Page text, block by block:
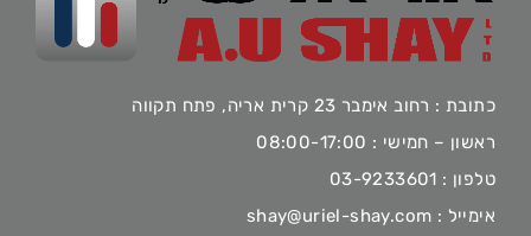
כתובת : רחוב אימבר 23 קרית אריה, פתח תקווה
ראשון – חמישי : 08:00-17:00
טלפון : 03-9233601
אימייל : shay@uriel-shay.com